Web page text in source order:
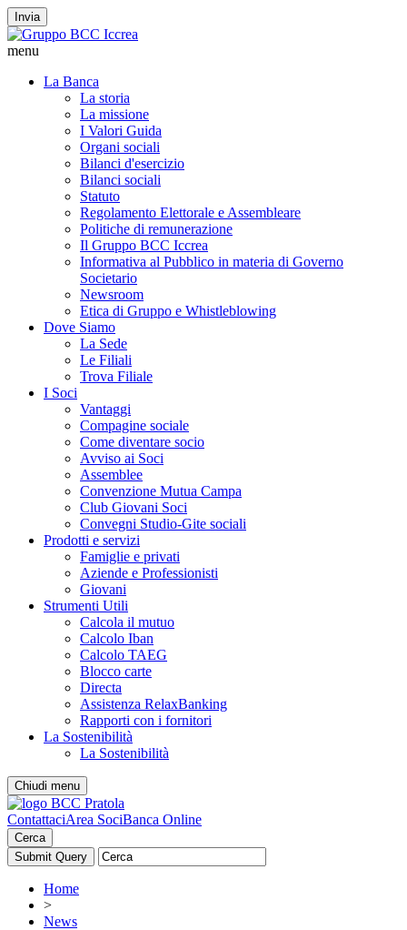
Invia
menu
La Banca
La storia
La missione
I Valori Guida
Organi sociali
Bilanci d'esercizio
Bilanci sociali
Statuto
Regolamento Elettorale e Assembleare
Politiche di remunerazione
Il Gruppo BCC Iccrea
Informativa al Pubblico in materia di Governo
Societario
Newsroom
Etica di Gruppo e Whistleblowing
Dove Siamo
La Sede
Le Filiali
Trova Filiale
I Soci
Vantaggi
Compagine sociale
Come diventare socio
Avviso ai Soci
Assemblee
Convenzione Mutua Campa
Club Giovani Soci
Convegni Studio-Gite sociali
Prodotti e servizi
Famiglie e privati
Aziende e Professionisti
Giovani
Strumenti Utili
Calcola il mutuo
Calcolo Iban
Calcolo TAEG
Blocco carte
Directa
Assistenza RelaxBanking
Rapporti con i fornitori
La Sostenibilità
La Sostenibilità
Chiudi menu
ContattaciArea SociBanca Online
Cerca
Home
>
News